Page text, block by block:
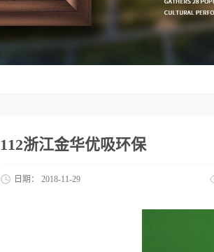
112浙江金华优吸环保
日期： 2018-11-29